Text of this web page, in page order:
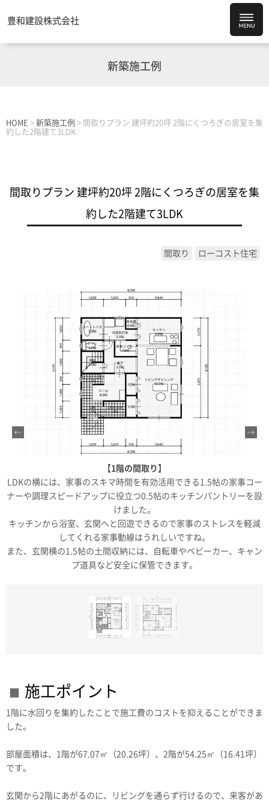
豊和建設株式会社
新築施工例
HOME > 新築施工例 > 間取りプラン 建坪約20坪 2階にくつろぎの居室を集
約した2階建て3LDK
間取りプラン 建坪約20坪 2階にくつろぎの居室を集
約した2階建て3LDK
間取り ローコスト住宅
【1階の間取り】
LDKの横には、家事のスキマ時間を有効活用できる1.5帖の家事コー
ナーや調理スピードアップに役立つ0.5帖のキッチンパントリーを設
けました。
キッチンから浴室、玄関へと回遊できるので家事のストレスを軽減
してくれる家事動線はうれしいですね。
また、玄関横の1.5帖の土間収納には、自転車やベビーカー、キャン
プ道具など安全に保管できます。
施工ポイント
1階に水回りを集約したことで施工費のコストを抑えることができま
した。
部屋面積は、1階が67.07㎡（20.26坪）、2階が54.25㎡（16.41坪）
です。
玄関から2階にあがるのに、リビングを通らず行けるので、来客があ